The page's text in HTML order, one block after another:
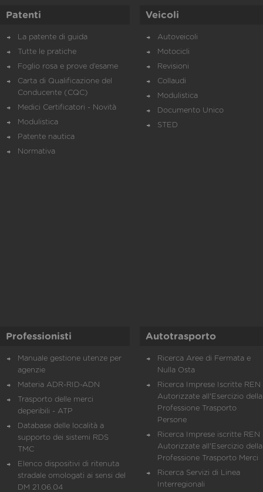
Patenti
La patente di guida
Tutte le pratiche
Foglio rosa e prove d’esame
Carta di Qualificazione del
Conducente (CQC)
Medici Certificatori - Novità
Modulistica
Patente nautica
Normativa
Veicoli
Autoveicoli
Motocicli
Revisioni
Collaudi
Modulistica
Documento Unico
STED
Professionisti
Manuale gestione utenze per
agenzie
Materia ADR-RID-ADN
Trasporto delle merci
deperibili - ATP
Database delle località a
supporto dei sistemi RDS
TMC
Elenco dispositivi di ritenuta
stradale omologati ai sensi del
DM 21.06.04
Autotrasporto
Ricerca Aree di Fermata e
Nulla Osta
Ricerca Imprese Iscritte REN
Autorizzate all'Esercizio della
Professione Trasporto
Persone
Ricerca Imprese iscritte REN
Autorizzate all'Esercizio della
Professione Trasporto Merci
Ricerca Servizi di Linea
Interregionali